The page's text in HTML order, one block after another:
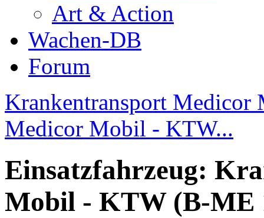
Art & Action
Wachen-DB
Forum
Krankentransport
Medicor Mobil - KTW...
Einsatzfahrzeug:
Mobil - KTW (B-ME